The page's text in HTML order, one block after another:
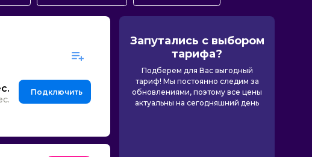
Подключить
Запутались с выбором
тарифа?
Подберем для Вас выгодный
тариф! Мы постоянно следим за
обновлениями, поэтому все цены
актуальны на сегодняшний день